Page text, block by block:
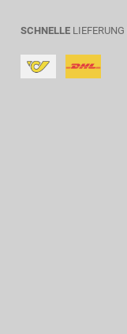
SCHNELLE LIEFERUNG